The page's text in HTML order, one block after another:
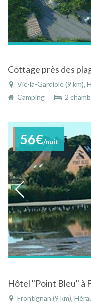
Vic-la-Gardiole (9 km),
Camping
2
56€/nuit
Frontignan (9 km),